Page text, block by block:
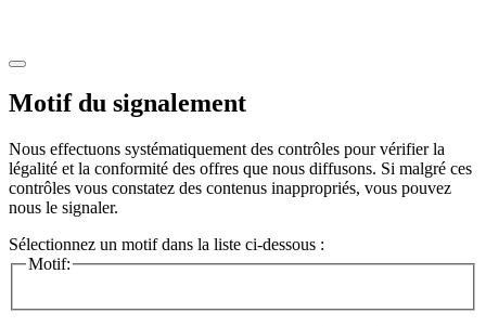
Motif du signalement
Nous effectuons systématiquement des contrôles pour vérifier la
légalité et la conformité des offres que nous diffusons. Si malgré ces
contrôles vous constatez des contenus inappropriés, vous pouvez
nous le signaler.
Sélectionnez un motif dans la liste ci-dessous :
Motif: